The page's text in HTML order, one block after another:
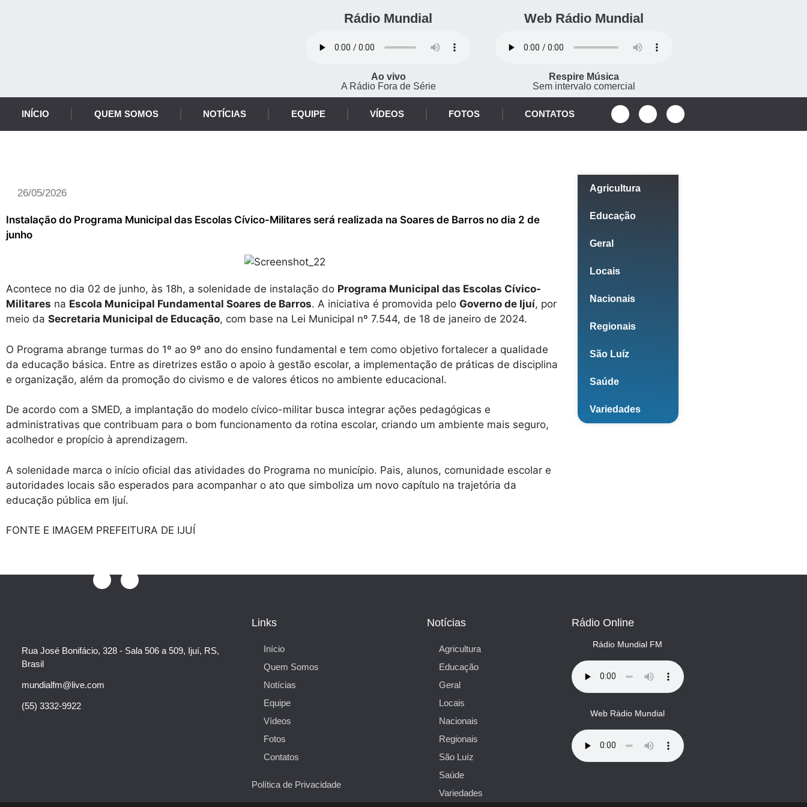
Rádio Mundial
Ao vivo
A Rádio Fora de Série
Web Rádio Mundial
Respire Música
Sem intervalo comercial
INÍCIO QUEM SOMOS NOTÍCIAS EQUIPE VÍDEOS FOTOS CONTATOS
26/05/2026
Instalação do Programa Municipal das Escolas Cívico-Militares será realizada na Soares de Barros no dia 2 de
junho
Acontece no dia 02 de junho, às 18h, a solenidade de instalação do Programa Municipal das Escolas Cívico-
Militares na Escola Municipal Fundamental Soares de Barros. A iniciativa é promovida pelo Governo de Ijuí, por
meio da Secretaria Municipal de Educação, com base na Lei Municipal nº 7.544, de 18 de janeiro de 2024.
O Programa abrange turmas do 1º ao 9º ano do ensino fundamental e tem como objetivo fortalecer a qualidade
da educação básica. Entre as diretrizes estão o apoio à gestão escolar, a implementação de práticas de disciplina
e organização, além da promoção do civismo e de valores éticos no ambiente educacional.
De acordo com a SMED, a implantação do modelo cívico-militar busca integrar ações pedagógicas e
administrativas que contribuam para o bom funcionamento da rotina escolar, criando um ambiente mais seguro,
acolhedor e propício à aprendizagem.
A solenidade marca o início oficial das atividades do Programa no município. Pais, alunos, comunidade escolar e
autoridades locais são esperados para acompanhar o ato que simboliza um novo capítulo na trajetória da
educação pública em Ijuí.
FONTE E IMAGEM PREFEITURA DE IJUÍ
Agricultura
Educação
Geral
Locais
Nacionais
Regionais
São Luíz
Saúde
Variedades
Rua José Bonifácio, 328 - Sala 506 a 509, Ijuí, RS,
Brasil
mundialfm@live.com
(55) 3332-9922
Links
Início
Quem Somos
Notícias
Equipe
Vídeos
Fotos
Contatos
Política de Privacidade
Notícias
Agricultura
Educação
Geral
Locais
Nacionais
Regionais
São Luíz
Saúde
Variedades
Rádio Online
Rádio Mundial FM
Web Rádio Mundial